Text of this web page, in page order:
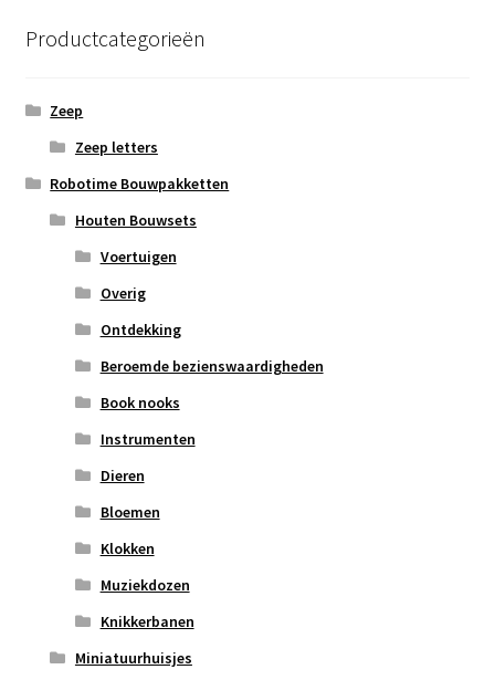
Productcategorieën
Zeep
Zeep letters
Robotime Bouwpakketten
Houten Bouwsets
Voertuigen
Overig
Ontdekking
Beroemde bezienswaardigheden
Book nooks
Instrumenten
Dieren
Bloemen
Klokken
Muziekdozen
Knikkerbanen
Miniatuurhuisjes